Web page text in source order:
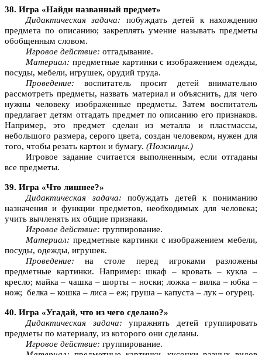
38. Игра «Найди названный предмет»
Дидактическая задача: побуждать детей к нахождению
предмета по описанию; закреплять умение называть предметы
обобщенным словом.
Игровое действие: отгадывание.
Материал: предметные картинки с изображением одежды,
посуды, мебели, игрушек, орудий труда.
Проведение: воспитатель просит детей внимательно
рассмотреть предметы, назвать материал и объяснить, для чего
нужны человеку изображенные предметы. Затем воспитатель
предлагает детям отгадать предмет по описанию его признаков.
Например, это предмет сделан из металла и пластмассы,
небольшого размера, серого цвета, создан человеком, нужен для
того, чтобы резать картон и бумагу. (Ножницы.)
Игровое задание считается выполненным, если отгаданы
все предметы.
39. Игра «Что лишнее?»
Дидактическая задача: побуждать детей к пониманию
назначения и функции предметов, необходимых для человека;
учить вычленять их общие признаки.
Игровое действие: группирование.
Материал: предметные картинки с изображением мебели,
посуды, одежды, игрушек.
Проведение: на столе перед игроками разложены
предметные картинки. Например: шкаф – кровать – кукла –
кресло; майка – чашка – шорты – носки; ложка – вилка – юбка –
нож; белка – кошка – лиса – еж; груша – капуста – лук – огурец.
40. Игра «Угадай, что из чего сделано?»
Дидактическая задача: упражнять детей группировать
предметы по материалу, из которого они сделаны.
Игровое действие: группирование.